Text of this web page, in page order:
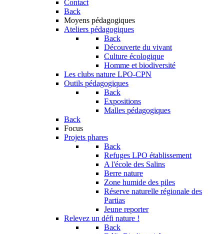
Contact
Back
Moyens pédagogiques
Ateliers pédagogiques
Back
Découverte du vivant
Culture écologique
Homme et biodiversité
Les clubs nature LPO-CPN
Outils pédagogiques
Back
Expositions
Malles pédagogiques
Back
Focus
Projets phares
Back
Refuges LPO établissement
A l'école des Salins
Berre nature
Zone humide des piles
Réserve naturelle régionale des
Partias
Jeune reporter
Relevez un défi nature !
Back